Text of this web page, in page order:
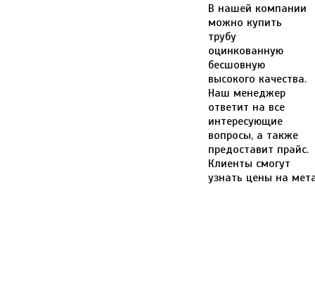
В нашей компании
можно купить
трубу
оцинкованную
бесшовную
высокого качества.
Наш менеджер
ответит на все
интересующие
вопросы, а также
предоставит прайс.
Клиенты смогут
узнать цены на